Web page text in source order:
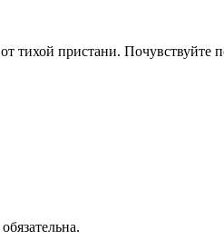
тихой пристани. Почувствуйте